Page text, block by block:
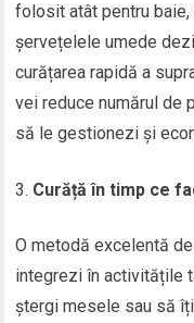
folosit atât pentru
șervețelele umede
curățarea rapidă a
vei reduce numărul de
să le gestionezi și
Curăță în timp ce
O metodă excelentă
integrezi în activitățile
ștergi mesele sau să